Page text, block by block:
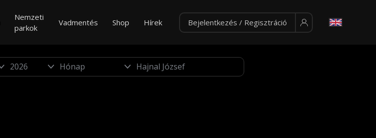
Nemzeti
parkok
Vadmentés Shop Hírek Bejelentkezés / Regisztráció